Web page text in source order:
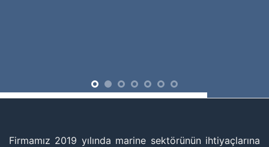
Firmamız 2019 yılında marine sektörünün ihtiyaçlarına